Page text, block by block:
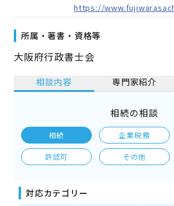
https://
所属・著書・資格等
大阪府行政書士会
相談内容 専門家紹介
相続の相談
相続 企業税務
許認可 その他
対応カテゴリー